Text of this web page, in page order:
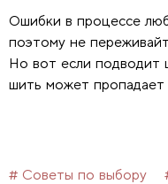
Ошибки в процессе
поэтому не
Но вот если подводит
шить может пропадает
# Советы по выбору